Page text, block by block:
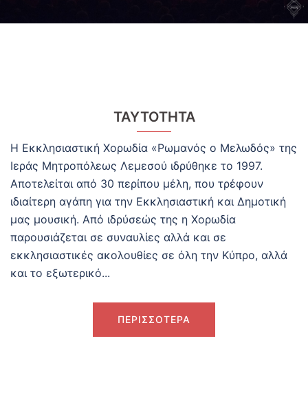
ΤΑΥΤΟΤΗΤΑ
Η Εκκλησιαστική Χορωδία «Ρωμανός ο Μελωδός» της
Ιεράς Μητροπόλεως Λεμεσού ιδρύθηκε το 1997.
Αποτελείται από 30 περίπου μέλη, που τρέφουν
ιδιαίτερη αγάπη για την Εκκλησιαστική και Δημοτική
μας μουσική. Από ιδρύσεώς της η Χορωδία
παρουσιάζεται σε συναυλίες αλλά και σε
εκκλησιαστικές ακολουθίες σε όλη την Κύπρο, αλλά
και το εξωτερικό...
ΠΕΡΙΣΣΟΤΕΡΑ